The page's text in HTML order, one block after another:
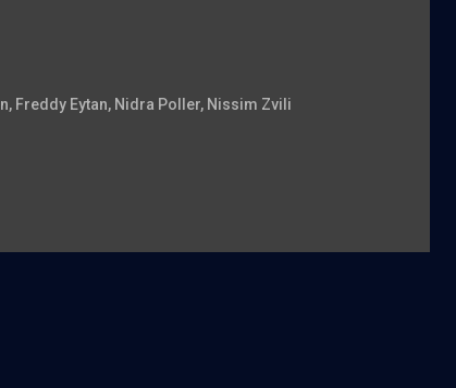
, Freddy Eytan, Nidra Poller, Nissim Zvili